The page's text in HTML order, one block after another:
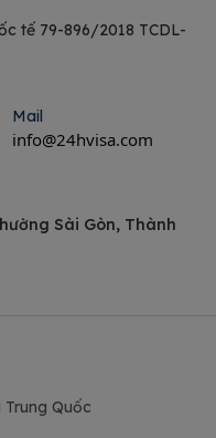
tế 79-896/2018 TCDL-
Mail
info@24hvisa.com
Sài Gòn, Thành
Trung Quốc